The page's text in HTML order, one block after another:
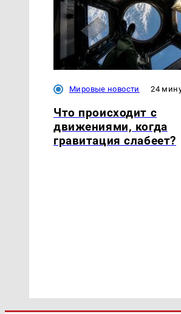
Мировые новости 24
Что происходит с
движениями, когда
гравитация слабеет?